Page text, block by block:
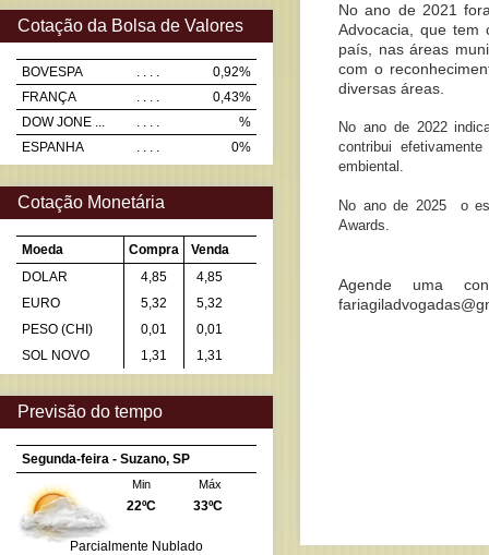
Cotação da Bolsa de Valores
BOVESPA 0,92%
. . . .
FRANÇA
0,43%
. . . .
DOW JONE ...
%
. . . .
ESPANHA
0%
. . . .
Cotação Monetária
Moeda Compra
Venda
DOLAR
4,85
4,85
EURO
5,32
5,32
PESO (CHI)
0,01
0,01
SOL NOVO
1,31 1,31
Previsão do tempo
Segunda-feira - Suzano, SP
Máx
33ºC
Min
22ºC
Parcialmente Nublado
No ano de 2021
Advocacia, que tem
país, nas áreas
com o
diversas áreas.
No ano de 2022
contribui
embiental.
No ano de 2025 o
Awards.
Agende uma